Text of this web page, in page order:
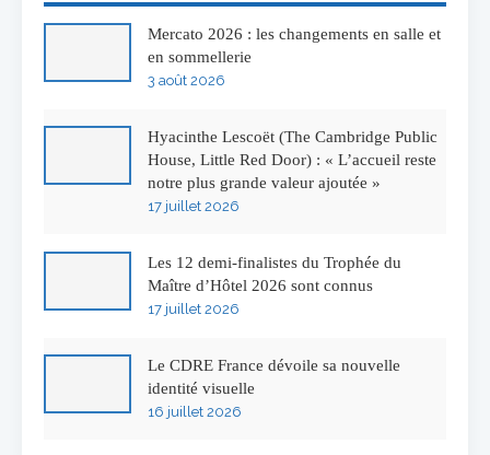
Mercato 2026 : les changements en salle et
en sommellerie
3 août 2026
Hyacinthe Lescoët (The Cambridge Public
House, Little Red Door) : « L’accueil reste
notre plus grande valeur ajoutée »
17 juillet 2026
Les 12 demi-finalistes du Trophée du
Maître d’Hôtel 2026 sont connus
17 juillet 2026
Le CDRE France dévoile sa nouvelle
identité visuelle
16 juillet 2026